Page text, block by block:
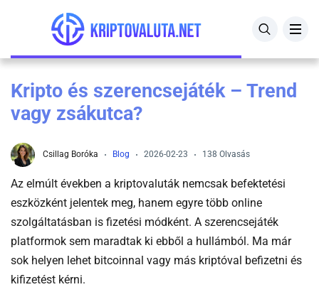
Kripto és szerencsejáték – Trend
vagy zsákutca?
Csillag Boróka Blog 2026-02-23 138 Olvasás
Az elmúlt években a kriptovaluták nemcsak befektetési
eszközként jelentek meg, hanem egyre több online
szolgáltatásban is fizetési módként. A szerencsejáték
platformok sem maradtak ki ebből a hullámból. Ma már
sok helyen lehet bitcoinnal vagy más kriptóval befizetni és
kifizetést kérni.
Összes kriptovaluta árfolyam
Bitcoin árfolyam
BNB árfolyam
Ethereum árfolyam
Litecoin árfolyam
XRP árfolyam
Bitpanda
Crypto.com
Zengo
eToro
Binance
Kriptovaluta kezdőknek útmutató
Mire jó a kriptovaluta?
Kriptovaluta befektetés
Kripto adózás
Hogyan védd magad a kripto csalóktól?
Hogyan működik a kriptovaluta bányászat?
Kriptovaluta jelentése